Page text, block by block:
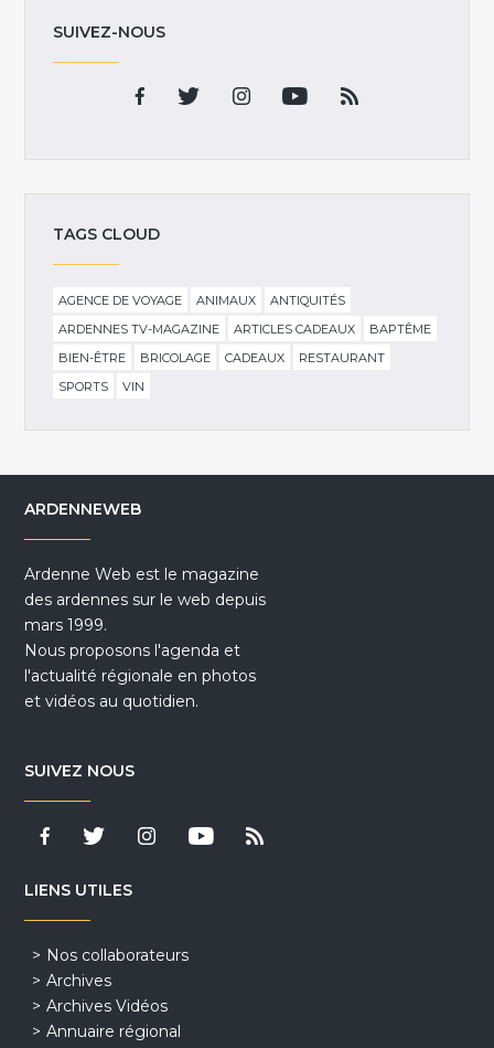
SUIVEZ-NOUS
TAGS CLOUD
AGENCE DE VOYAGE ANIMAUX
ANTIQUITÉS
ARDENNES TV-MAGAZINE
ARTICLES CADEAUX
BAPTÊME
BIEN-ÊTRE
BRICOLAGE CADEAUX
RESTAURANT
SPORTS
VIN
ARDENNEWEB
Ardenne Web est le magazine
des ardennes sur le web depuis
mars 1999.
Nous proposons l'agenda et
l'actualité régionale en photos
et vidéos au quotidien.
SUIVEZ NOUS
LIENS UTILES
Nos collaborateurs
Archives
Archives Vidéos
Annuaire régional